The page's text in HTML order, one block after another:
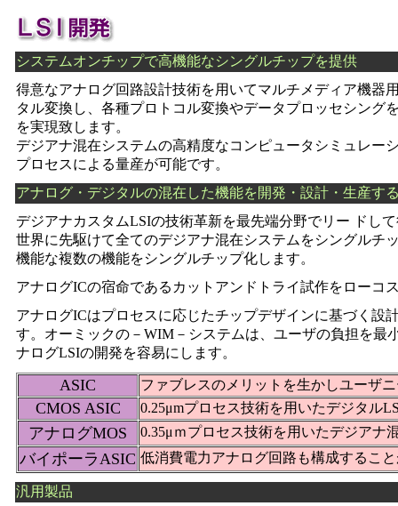
システムオンチップで高機能なシングルチップを提供
得意なアナログ回路設計技術を用いてマルチメディア機器
タル変換し、各種プロトコル変換やデータプロッセシング
を実現致します。
デジアナ混在システムの高精度なコンピュータシミュレー
プロセスによる量産が可能です。
アナログ・デジタルの混在した機能を開発・設計・生産す
デジアナカスタムLSIの技術革新を最先端分野でリー ドし
世界に先駆けて全てのデジアナ混在システムをシングルチ
機能な複数の機能をシングルチップ化します。
アナログICの宿命であるカットアンドトライ試作をローコ
アナログICはプロセスに応じたチップデザインに基づく設
す。オーミックの－WIM－システムは、ユーザの負担を
ナログLSIの開発を容易にします。
ASIC ファブレスのメリットを生かしユーザ
CMOS ASIC 0.25μmプロセス技術を用いたデジタル
アナログMOS 0.35μｍプロセス技術を用いたデジアナ
バイポーラASIC 低消費電力アナログ回路も構成するこ
汎用製品